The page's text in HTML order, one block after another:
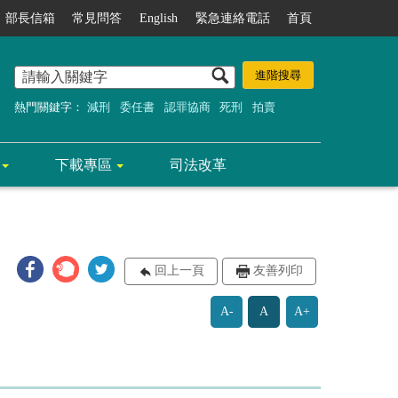
部長信箱 常見問答 English 緊急連絡電話 首頁
熱門關鍵字： 減刑 委任書 認罪協商 死刑 拍賣
下載專區 司法改革
回上一頁 友善列印
A- A A+